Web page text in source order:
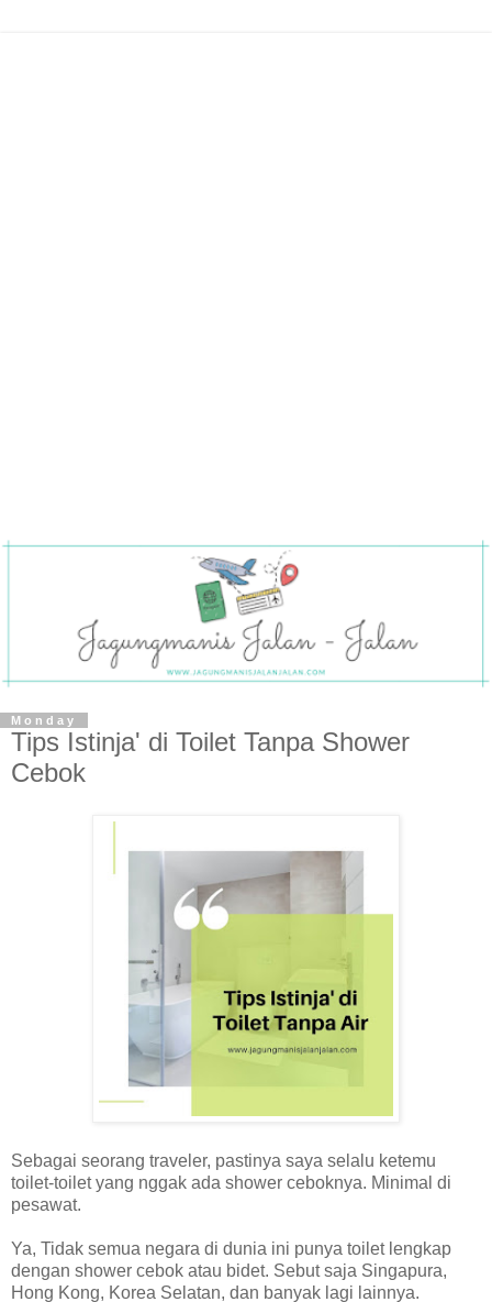
Monday
Tips Istinja' di Toilet Tanpa Shower
Cebok
Sebagai seorang traveler, pastinya saya selalu ketemu
toilet-toilet yang nggak ada shower ceboknya. Minimal di
pesawat.
Ya, Tidak semua negara di dunia ini punya toilet lengkap
dengan shower cebok atau bidet. Sebut saja Singapura,
Hong Kong, Korea Selatan, dan banyak lagi lainnya.